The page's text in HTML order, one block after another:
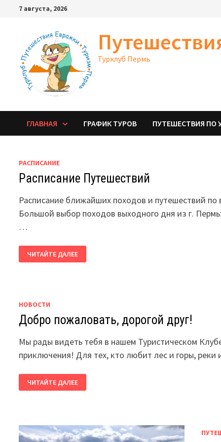
Перейти
содержимому
7 августа, 2026
Турклуб Пермь
ГЛАВНАЯ ГРАФИК ТУРОВ ПУТЕШЕСТВИЯ ПО
РАСПИСАНИЕ
Расписание Путешествий
Расписание ближайших походов и путешествий
Большой выбор походов выходного дня из г.
…
РАСПИСАНИЕ
ПУТЕШЕСТВИЙ
ЧИТАЙТЕ ДАЛЕЕ
НОВОСТИ
Добро пожаловать, дорогой друг!
Мы рады видеть тебя в нашем Туристическом
приключения! Для тех, кто любит лес и горы,
ДОБРО
ПОЖАЛОВАТЬ,
ДОРОГОЙ
ЧИТАЙТЕ ДАЛЕЕ